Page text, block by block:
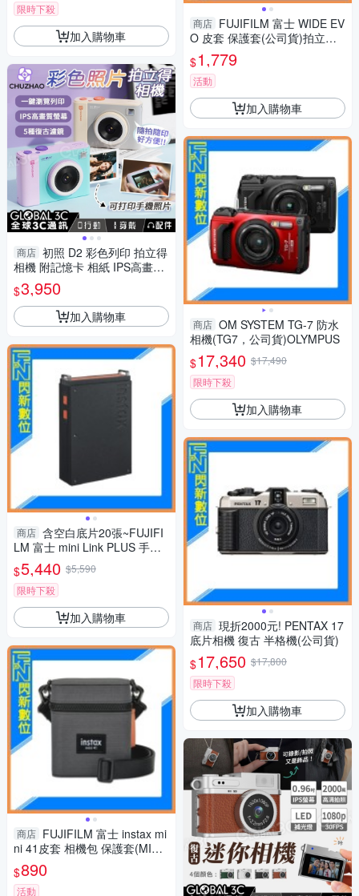
限時下殺
加入購物車
商店 初照 D2 彩色列印 拍立得
相機 附記憶卡 相紙 IPS高畫質
隨拍隨印 馬卡龍色
$3,950
加入購物車
商店 含空白底片20張~FUJIFI
LM 富士 mini Link PLUS 手機
印相機 清晰細膩列印(mini link
+，公司貨)
$5,440 $5,590
限時下殺
加入購物車
商店 FUJIFILM 富士 instax mi
ni 41皮套 相機包 保護套(MINI4
1,公司貨)拍立得
$890
活動
商店 FUJIFILM 富士 WIDE EV
O 皮套 保護套(公司貨)拍立得
寬幅
$1,779
活動
加入購物車
商店 OM SYSTEM TG-7 防水
相機(TG7，公司貨)OLYMPUS
$17,340 $17,490
限時下殺
加入購物車
商店 現折2000元! PENTAX 17
底片相機 復古 半格機(公司貨)
$17,650 $17,800
限時下殺
加入購物車